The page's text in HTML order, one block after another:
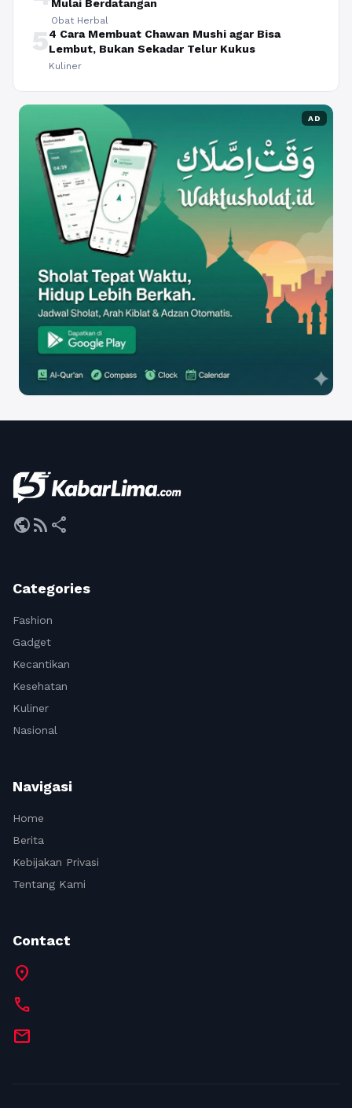
Mulai Berdatangan
Obat Herbal
54 Cara Membuat Chawan Mushi agar Bisa
Lembut, Bukan Sekadar Telur Kukus
Kuliner
AD
publicrss_feed share
Categories
Fashion
Gadget
Kecantikan
Kesehatan
Kuliner
Nasional
Navigasi
Home
Berita
Kebijakan Privasi
Tentang Kami
Contact
location_on
call
mail